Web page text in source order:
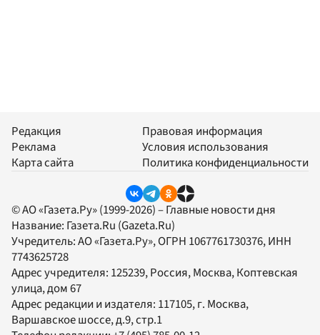
Редакция
Реклама
Карта сайта
Правовая информация
Условия использования
Политика конфиденциальности
© АО «Газета.Ру» (1999-2026) – Главные новости дня
Название: Газета.Ru (Gazeta.Ru)
Учредитель:АО «Газета.Ру», ОГРН 1067761730376, ИНН
7743625728
Адрес учредителя: 125239, Россия, Москва, Коптевская
улица, дом 67
Адрес редакции и издателя: 117105, г. Москва,
Варшавское шоссе, д.9, стр.1